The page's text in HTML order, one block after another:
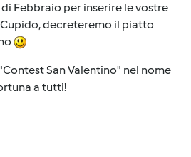
Febbraio per inserire le vostre
decreteremo il piatto
San Valentino" nel nome
a tutti!